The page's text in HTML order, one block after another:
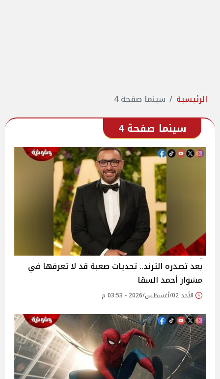
الرئيسية سينما صفحة 4
سينما صفحة 4
بعد تصدره الترند.. تحديات صعبة قد لا تعرفها في
مشوار أحمد السقا
الأحد 02/أغسطس/2026 - 03:53 م